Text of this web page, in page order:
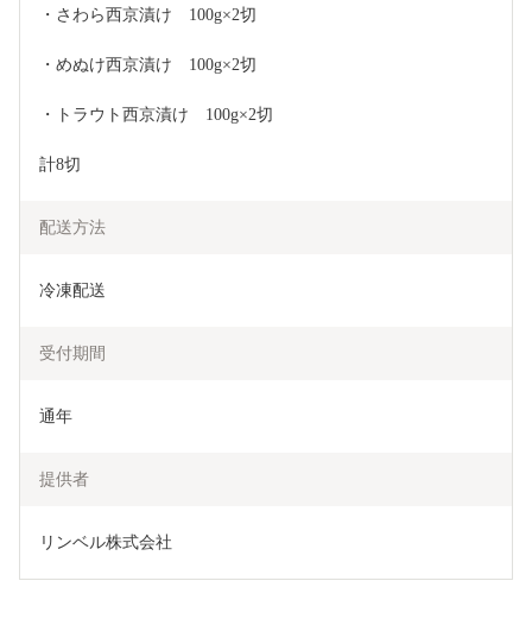
・さわら西京漬け　100g×2切
・めぬけ西京漬け　100g×2切
・トラウト西京漬け　100g×2切
計8切
配送方法
冷凍配送
受付期間
通年
提供者
リンベル株式会社